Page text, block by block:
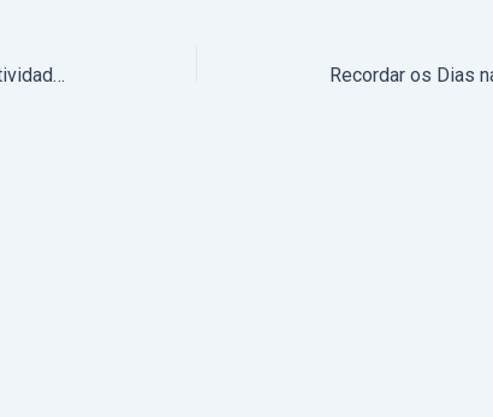
29 de agosto a 8 de setembro de 2023: Atividades Principais do Arcebispo de Évora